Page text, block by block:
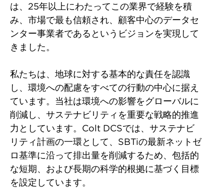
は、25年以上にわたってこの業界で経験を積
み、市場で最も信頼され、顧客中心のデータセ
ンター事業者であるというビジョンを実現して
きました。
私たちは、地球に対する基本的な責任を認識
し、環境への配慮をすべての行動の中心に据え
ています。当社は環境への影響をグローバルに
削減し、サステナビリティを重要な戦略的推進
力としています。Colt DCSでは、サステナビ
リティ計画の一環として、SBTiの最新ネットゼ
ロ基準に沿って排出量を削減するため、包括的
な短期、および長期の科学的根拠に基づく目標
を設定しています。